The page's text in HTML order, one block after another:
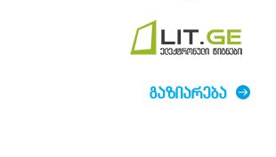
ᲒᲐᲖᲘᲐᲠᲔᲑᲐ